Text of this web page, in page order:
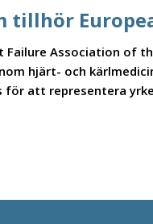
Association of
hjärt- och
att representera